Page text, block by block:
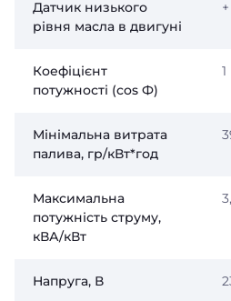
Датчик низького
рівня масла в двигуні
+
Коефіцієнт
потужності (сos Ф)
1
Мінімальна витрата
палива, гр/кВт*год
Максимальна
потужність струму,
кВА/кВт
Напруга, В